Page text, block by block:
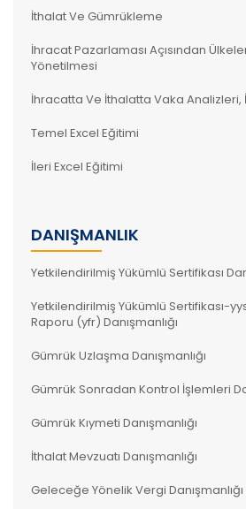
İthalat Ve Gümrükleme
İhracat Pazarlaması Açısından Ülkeler
Yönetilmesi
İhracatta Ve İthalatta Vaka
Temel Excel Eğitimi
İleri Excel Eğitimi
DANIŞMANLIK
Yetkilendirilmiş Yükümlü Sertifikası
Yetkilendirilmiş Yükümlü Sertifikası-yys
Raporu (yfr) Danışmanlığı
Gümrük Uzlaşma Danışmanlığı
Gümrük Sonradan Kontrol İşlemleri
Gümrük Kıymeti Danışmanlığı
İthalat Mevzuatı Danışmanlığı
Geleceğe Yönelik Vergi Danışmanlığı